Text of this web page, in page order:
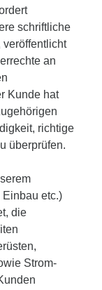
schriftliche
an
Kunde hat
richtige
überprüfen.
etc.)
die
Strom-